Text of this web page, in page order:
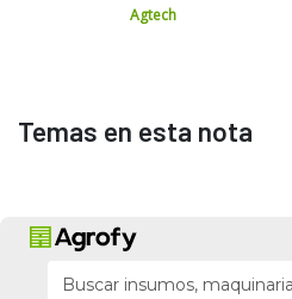
Agtech
Temas en esta nota